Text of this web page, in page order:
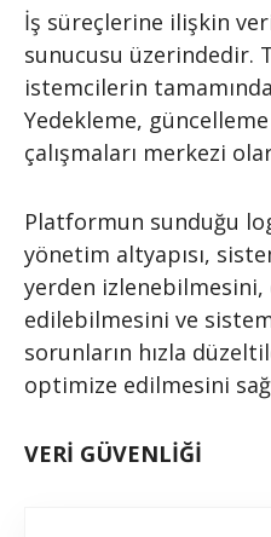
İş süreçlerine ilişkin
sunucusu üzerindedir.
istemcilerin
Yedekleme,
çalışmaları merkezi
Platformun sunduğu
yönetim altyapısı,
yerden
edilebilmesini ve
sorunların hızla
optimize edilmesini
VERİ GÜVENLİĞİ